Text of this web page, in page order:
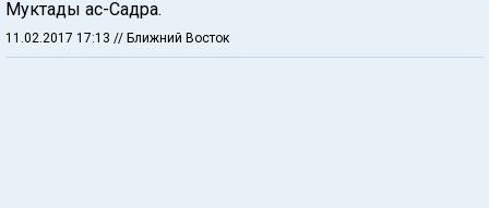
Муктады ас-Садра.
11.02.2017 17:13 // Ближний Восток